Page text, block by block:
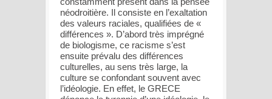
néodroitière. Il consiste en l’exaltation
des valeurs raciales, qualifiées de «
différences ». D’abord très imprégné
de biologisme, ce racisme s’est
ensuite prévalu des différences
culturelles, au sens très large, la
culture se confondant souvent avec
l’idéologie. En effet, le GRECE